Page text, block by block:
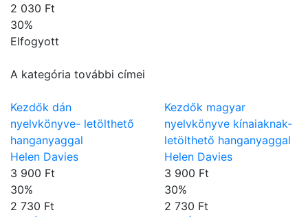
2 030 Ft
30%
Elfogyott
A kategória további címei
Kezdők dán
nyelvkönyve- letölthető
hanganyaggal
Helen Davies
3 900 Ft
30%
2 730 Ft
Kezdők magyar
nyelvkönyve kínaiaknak-
letölthető hanganyaggal
Helen Davies
3 900 Ft
30%
2 730 Ft